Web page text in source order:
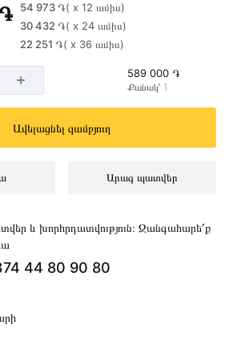
54 973 ֏( x 12 ամիս)
30 432 ֏( x 24 ամիս)
22 251 ֏( x 36 ամիս)
589 000 ֏
Քանակ՝ 1
Ավելացնել զամբյուղ
Արագ պատվեր
և խորհրդատվություն։ Զանգահարե՛ք
44 80 90 80